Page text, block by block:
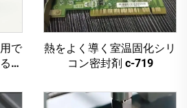
で
ア
熱をよく導く室温固化シリ
コン密封剤 c-719